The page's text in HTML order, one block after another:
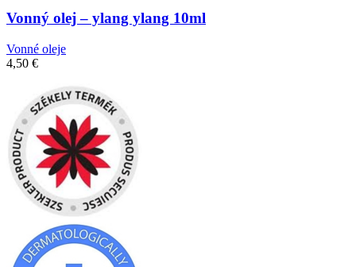
Vonný olej – ylang ylang 10ml
Vonné oleje
4,50 €